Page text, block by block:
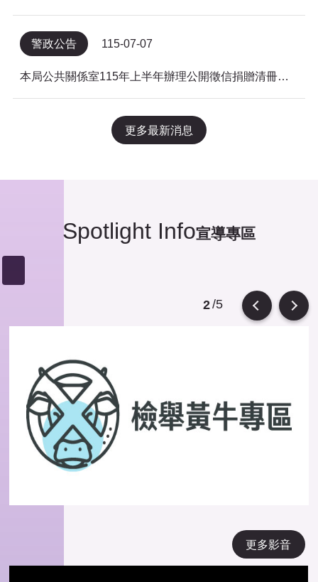
警政公告 115-07-07
本局公共關係室115年上半年辦理公開徵信捐贈清冊及明細表，依公益勸募條例公告。
更多最新消息
Spotlight Info宣導專區
2/5
更多影音